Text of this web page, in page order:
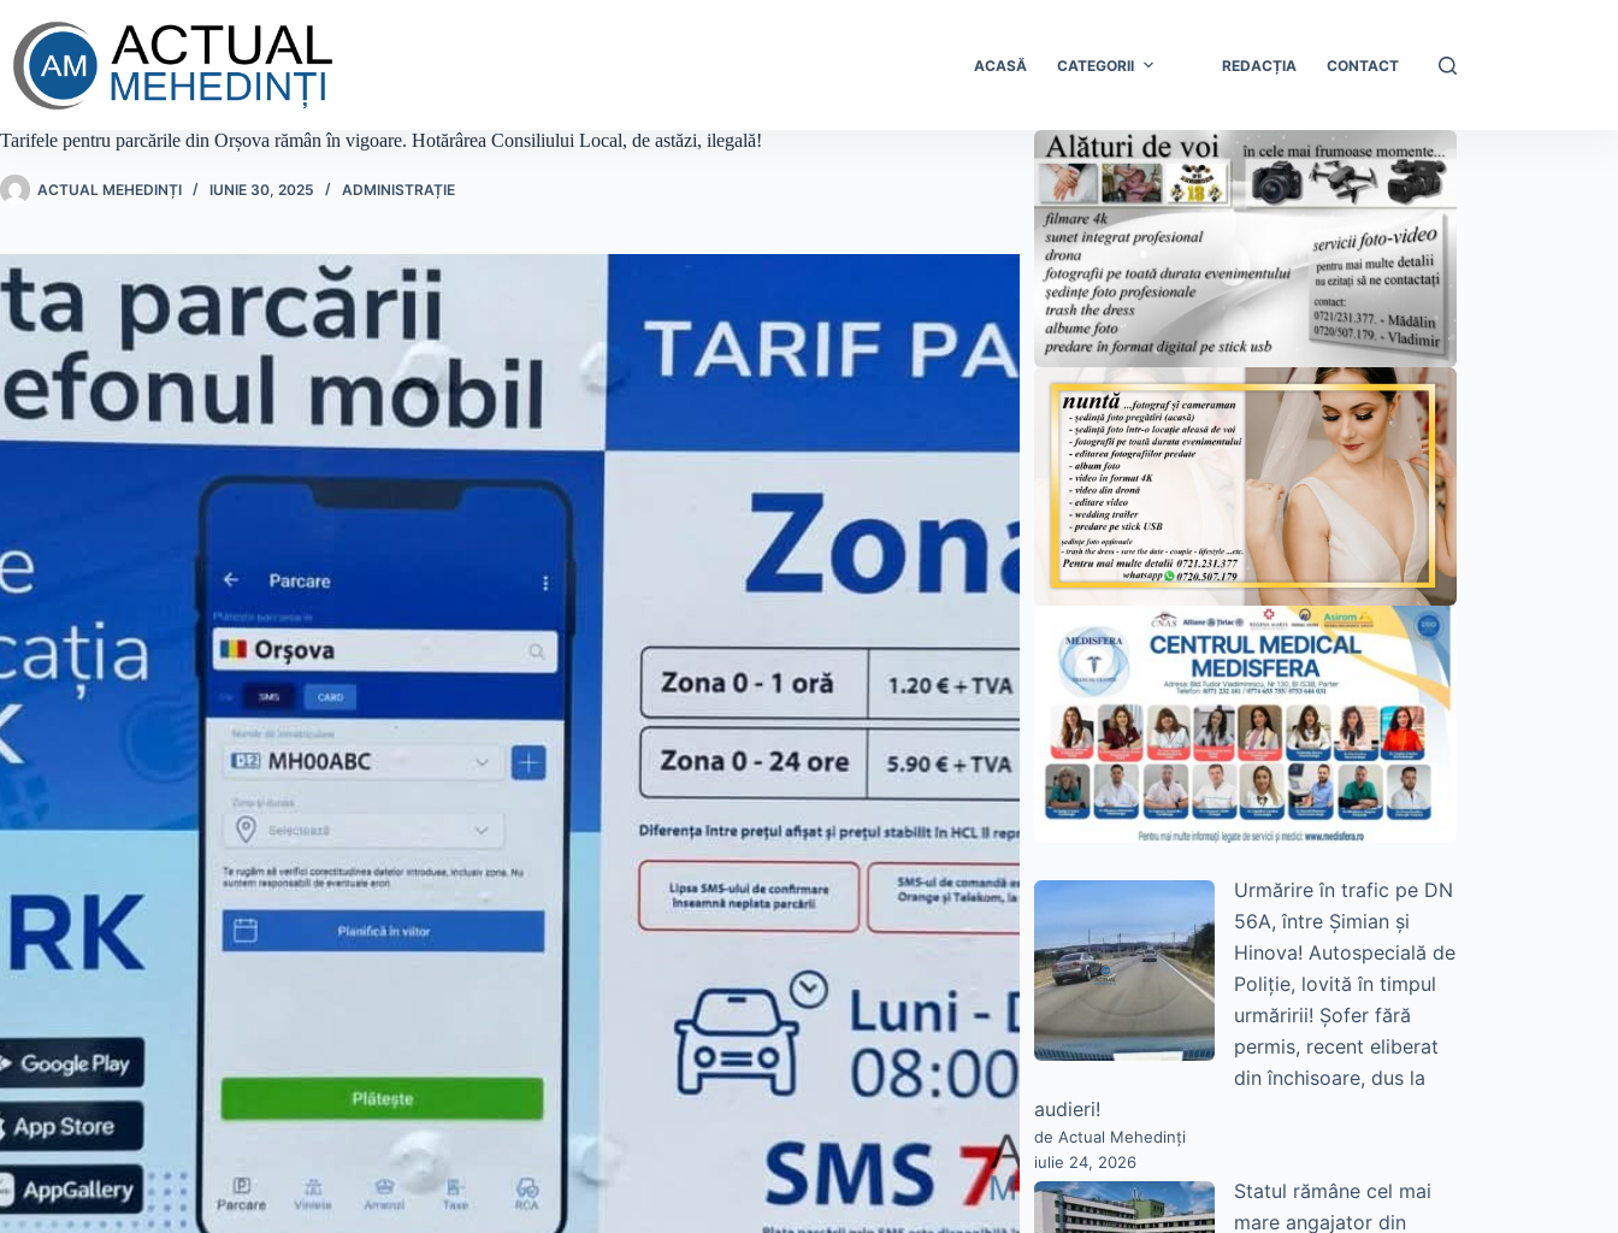
conținut
ACASĂ CATEGORII REDACȚIA CONTACT
Tarifele pentru parcările din Orșova rămân în vigoare. Hotărârea Consiliului Local, de astăzi, ilegală!
ACTUAL MEHEDINȚI IUNIE 30, 2025 ADMINISTRAȚIE
Urmărire în trafic pe DN
56A, între Șimian și
Hinova! Autospecială de
Poliție, lovită în timpul
urmăririi! Șofer fără
permis, recent eliberat
din închisoare, dus la
audieri!
de Actual Mehedinți
iulie 24, 2026
Statul rămâne cel mai
mare angajator din